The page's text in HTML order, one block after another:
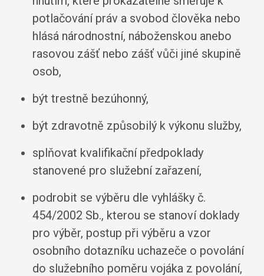
potlačování práv a svobod člověka nebo
hlásá národnostní, náboženskou anebo
rasovou zášť nebo zášť vůči jiné skupině
osob,
být trestně bezúhonný,
být zdravotně způsobilý k výkonu služby,
splňovat kvalifikační předpoklady
stanovené pro služební zařazení,
podrobit se výběru dle vyhlášky č.
454/2002 Sb., kterou se stanoví doklady
pro výběr, postup při výběru a vzor
osobního dotazníku uchazeče o povolání
do služebního poměru vojáka z povolání,